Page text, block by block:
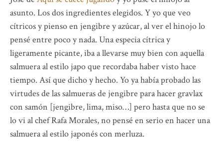
asunto. Los dos ingredientes elegidos. Y yo que veo
cítricos y pienso en jengibre y azúcar, al ver el hinojo lo
pensé entre poco y nada. Una especia cítrica y
ligeramente picante, iba a llevarse muy bien con aquella
salmuera al estilo japo que recordaba haber visto hace
tiempo. Así que dicho y hecho. Yo ya había probado las
virtudes de las salmueras de jengibre para hacer gravlax
con samón [jengibre, lima, miso…] pero hasta que no se
lo vi al chef Rafa Morales, no pensé en serio en hacer una
salmuera al estilo japonés con merluza.